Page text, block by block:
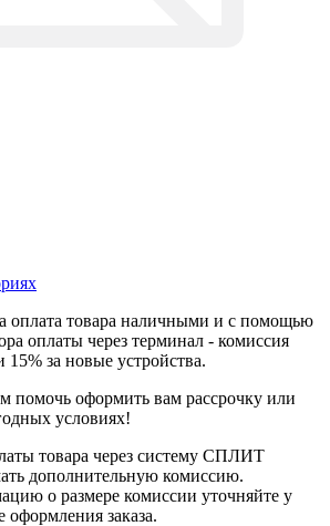
оплата товара наличными и с помощью
оплаты через терминал - комиссия
15% за новые устройства.
помочь оформить вам рассрочку или
условиях!
товара через систему СПЛИТ
дополнительную комиссию.
о размере комиссии уточняйте у
оформления заказа.